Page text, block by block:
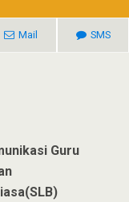
Mail SMS
Guru